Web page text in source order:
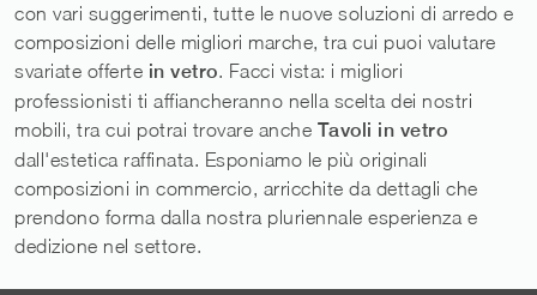
con vari suggerimenti, tutte le nuove soluzioni di arredo e
composizioni delle migliori marche, tra cui puoi valutare
svariate offerte in vetro. Facci vista: i migliori
professionisti ti affiancheranno nella scelta dei nostri
mobili, tra cui potrai trovare anche Tavoli in vetro
dall'estetica raffinata. Esponiamo le più originali
composizioni in commercio, arricchite da dettagli che
prendono forma dalla nostra pluriennale esperienza e
dedizione nel settore.